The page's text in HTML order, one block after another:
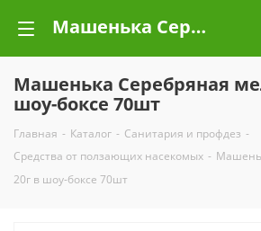
Машенька Серебряная мелок 20г в шоу-боксе 70шт
Машенька Серебряная
шоу-боксе 70шт
Главная - Каталог - Санитария и профдез -
Средства от ползающих насекомых -
20г в шоу-боксе 70шт